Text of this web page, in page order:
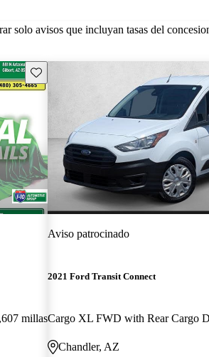
solo avisos que incluyan tasas del
Guarda este Aviso
millas
Aviso patrocinado
2021 Ford Transit Connect
Chandler, AZ